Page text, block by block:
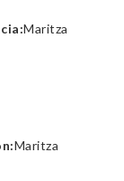
Maritza
Maritza